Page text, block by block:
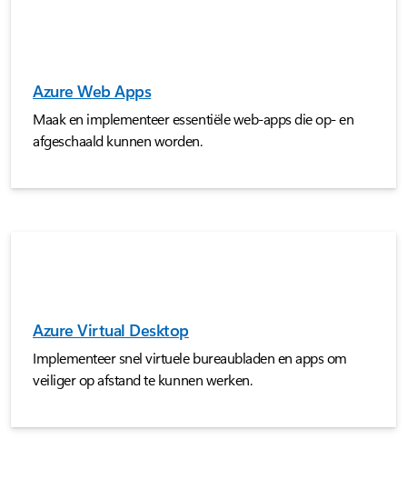
Azure Web Apps
Maak en implementeer essentiële web-apps die op- en
afgeschaald kunnen worden.
Azure Virtual Desktop
Implementeer snel virtuele bureaubladen en apps om
veiliger op afstand te kunnen werken.